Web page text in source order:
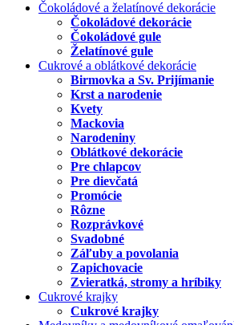
Čokoládové a želatínové dekorácie
Čokoládové dekorácie
Čokoládové gule
Želatínové gule
Cukrové a oblátkové dekorácie
Birmovka a Sv. Prijímanie
Krst a narodenie
Kvety
Mackovia
Narodeniny
Oblátkové dekorácie
Pre chlapcov
Pre dievčatá
Promócie
Rôzne
Rozprávkové
Svadobné
Záľuby a povolania
Zapichovacie
Zvieratká, stromy a hríbiky
Cukrové krajky
Cukrové krajky